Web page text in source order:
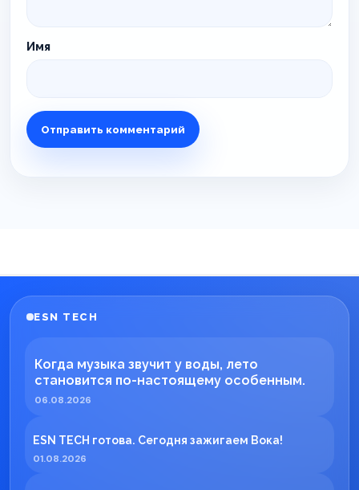
Имя
ESN TECH
Когда музыка звучит у воды, лето
становится по-настоящему особенным.
06.08.2026
ESN TECH готова. Сегодня зажигаем Вока!
01.08.2026